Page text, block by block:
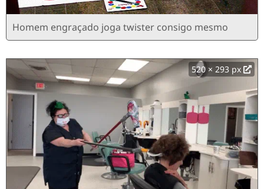
Homem engraçado joga twister consigo mesmo
520 × 293 px